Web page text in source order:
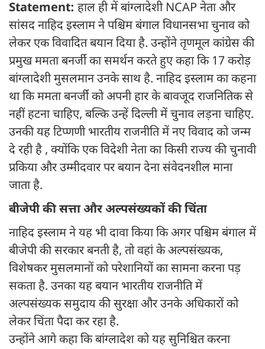
Statement: हाल ही में बांग्लादेशी NCAP नेता और
सांसद नाहिद इस्लाम ने पश्चिम बंगाल विधानसभा चुनाव को
लेकर एक विवादित बयान दिया है. उन्होंने तृणमूल कांग्रेस की
प्रमुख ममता बनर्जी का समर्थन करते हुए कहा कि 17 करोड़
बांग्लादेशी मुसलमान उनके साथ है. नाहिद इस्लाम का कहना
था कि ममता बनर्जी को अपनी हार के बावजूद राजनितिक से
नहीं हटना चाहिए, बल्कि उन्हें दिल्ली में चुनाव लड़ना चाहिए.
उनकी यह टिप्णणी भारतीय राजनीति में नए विवाद को जन्म
दे रही है , क्योंकि एक विदेशी नेता का किसी राज्य की चुनावी
प्रकिया और उम्मीदवार पर बयान देना संवेदनशील माना
जाता है.
बीजेपी की सत्ता और अल्पसंख्यकों की चिंता
नाहिद इस्लाम ने यह भी दावा किया कि अगर पश्चिम बंगाल में
बीजेपी की सरकार बनती है, तो वहां के अल्पसंख्यक,
विशेषकर मुसलमानों को परेशानियों का सामना करना पड़
सकता है. उनका यह बयान भारतीय राजनीति में
अल्पसंख्यक समुदाय की सुरक्षा और उनके अधिकारों को
लेकर चिंता पैदा कर रहा है.
उन्होंने आगे कहा कि बांग्लादेश को यह सुनिश्चित करना